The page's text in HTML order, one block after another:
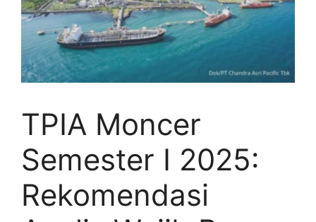
TPIA Moncer
Semester I 2025:
Rekomendasi